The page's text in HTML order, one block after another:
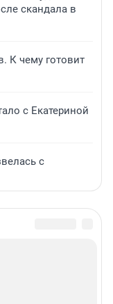
скандала в
К чему готовит
с Екатериной
с